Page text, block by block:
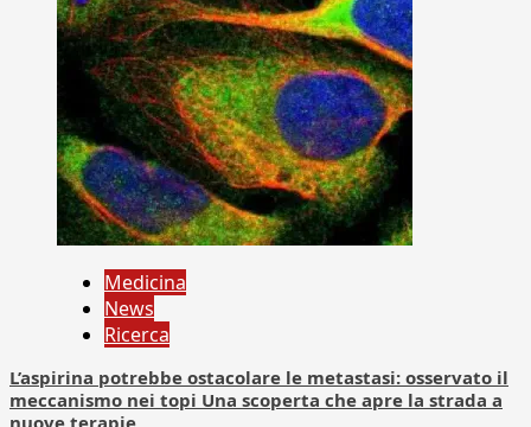
Medicina
News
Ricerca
L’aspirina potrebbe ostacolare le metastasi: osservato il
meccanismo nei topi Una scoperta che apre la strada a